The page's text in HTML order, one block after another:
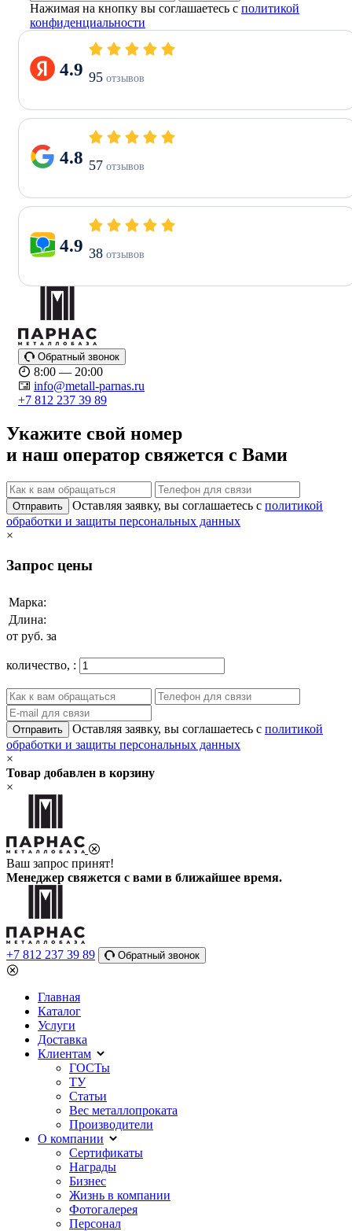
Нажимая на кнопку вы соглашаетесь с политикой
конфиденциальности
4.9 95 отзывов
4.8 57 отзывов
4.9 38 отзывов
Обратный звонок
8:00 — 20:00
info@metall-parnas.ru
+7 812 237 39 89
Укажите свой номер
и наш оператор свяжется с Вами
Отправить Оставляя заявку, вы соглашаетесь с политикой
обработки и защиты персональных данных
×
Запрос цены
Марка:
Длина:
от руб. за
количество, :
Отправить Оставляя заявку, вы соглашаетесь с политикой
обработки и защиты персональных данных
×
Товар добавлен в корзину
×
Ваш запрос принят!
Менеджер свяжется с вами в ближайшее время.
+7 812 237 39 89 Обратный звонок
Главная
Каталог
Услуги
Доставка
Клиентам
ГОСТы
ТУ
Статьи
Вес металлопроката
Производители
О компании
Сертификаты
Награды
Бизнес
Жизнь в компании
Фотогалерея
Персонал